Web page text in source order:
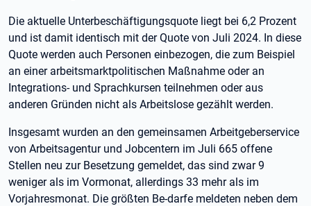
Die aktuelle Unterbeschäftigungsquote liegt bei 6,2 Prozent
und ist damit identisch mit der Quote von Juli 2024. In diese
Quote werden auch Personen einbezogen, die zum Beispiel
an einer arbeitsmarktpolitischen Maßnahme oder an
Integrations- und Sprachkursen teilnehmen oder aus
anderen Gründen nicht als Arbeitslose gezählt werden.
Insgesamt wurden an den gemeinsamen Arbeitgeberservice
von Arbeitsagentur und Jobcentern im Juli 665 offene
Stellen neu zur Besetzung gemeldet, das sind zwar 9
weniger als im Vormonat, allerdings 33 mehr als im
Vorjahresmonat. Die größten Be-darfe meldeten neben dem